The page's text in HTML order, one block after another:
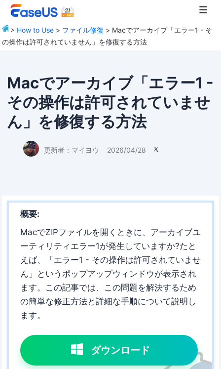
> How to Use > ファイル修復 > Macでアーカイブ「エラー1 - そ
の操作は許可されていません」を修復する方法
Macでアーカイブ「エラー1 -
その操作は許可されていませ
ん」を修復する方法
更新者： マイヨウ 2026/04/28 
概要:
MacでZIPファイルを開くときに、アーカイブユ
ーティリティエラー1が発生していますか?たと
えば、「エラー1 - その操作は許可されていませ
ん」というポップアップウィンドウが表示され
ます。この記事では、この問題を解決するため
の簡単な修正方法と詳細な手順について説明し
ます。
ダウンロード